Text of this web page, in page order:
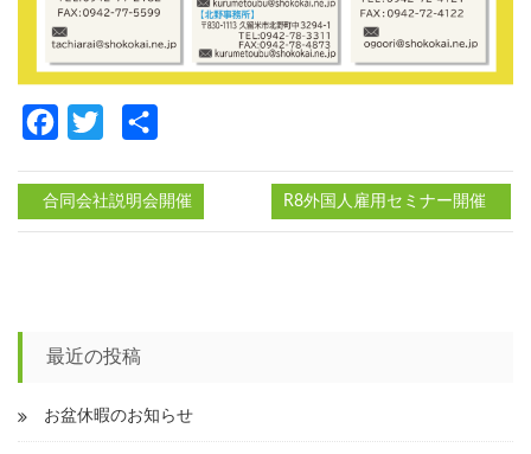
FacebookTwitter
ビ
ゲ
ー
合同会社説明会開催 R8外国人雇用セミナー開催
最近の投稿
お盆休暇のお知らせ